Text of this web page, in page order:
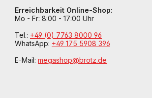
Erreichbarkeit Online-Shop:
Mo - Fr: 8:00 - 17:00 Uhr
Tel.: +49 (0) 7763 8000 96
WhatsApp: +49 175 5908 396
E-Mail: megashop@brotz.de